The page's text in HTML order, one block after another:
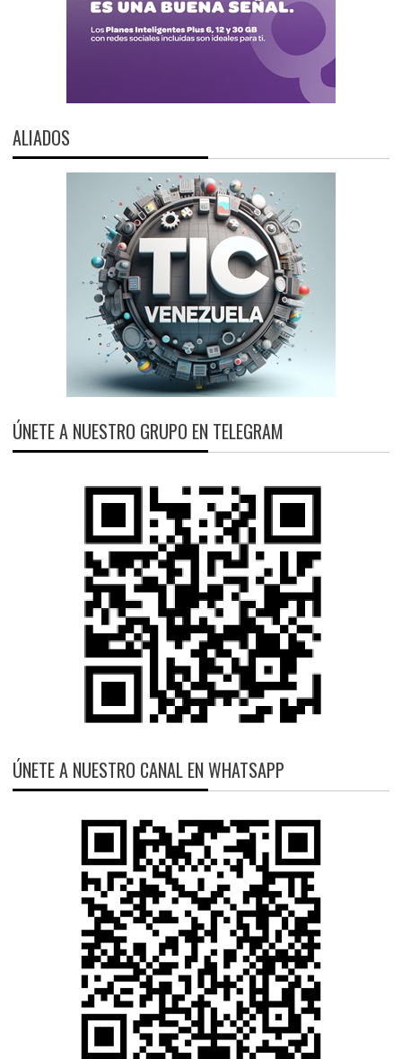
ALIADOS
ÚNETE A NUESTRO GRUPO EN TELEGRAM
ÚNETE A NUESTRO CANAL EN WHATSAPP